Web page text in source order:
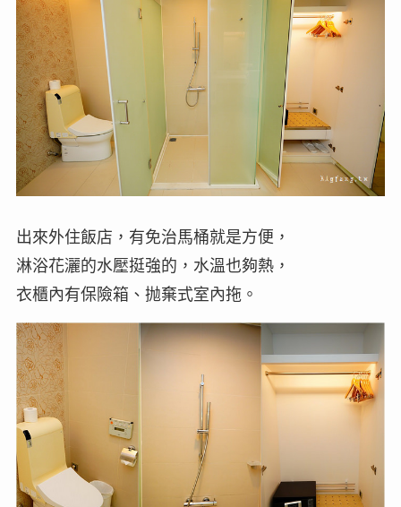
出來外住飯店，有免治馬桶就是方便，
淋浴花灑的水壓挺強的，水溫也夠熱，
衣櫃內有保險箱、抛棄式室內拖。